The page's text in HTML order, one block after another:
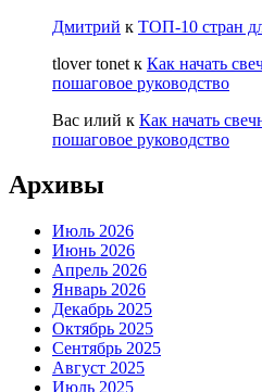
Дмитрий к ТОП-10 стран
tlover tonet к Как начать
пошаговое руководство
Вас илий к Как начать
пошаговое руководство
Архивы
Июль 2026
Июнь 2026
Апрель 2026
Январь 2026
Декабрь 2025
Октябрь 2025
Сентябрь 2025
Август 2025
Июль 2025